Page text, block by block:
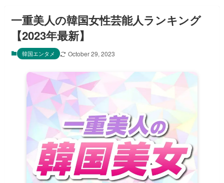
一重美人の韓国女性芸能人ランキング
【2023年最新】
韓国エンタメ October 29, 2023